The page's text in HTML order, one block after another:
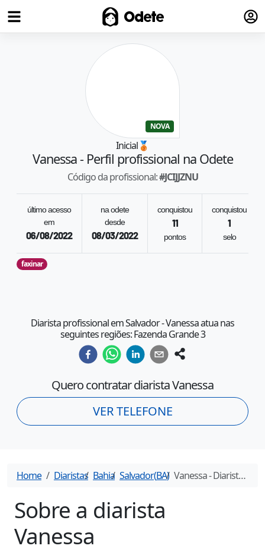
Odete
NOVA
Inicial🥉
Vanessa- Perfil profissional na Odete
Código da profissional:#JCIJJZNU
último acesso
em
06/08/2022
na odete
desde
08/03/2022
conquistou
11
pontos
conquistou
1
selo
faxinar
Diarista profissional em Salvador - Vanessa atua nas
seguintes regiões: Fazenda Grande 3
Quero contratar diaristaVanessa
VER TELEFONE
Home Diaristas Bahia Salvador(BA) Vanessa- Diarista em
Sobre a diarista
Vanessa